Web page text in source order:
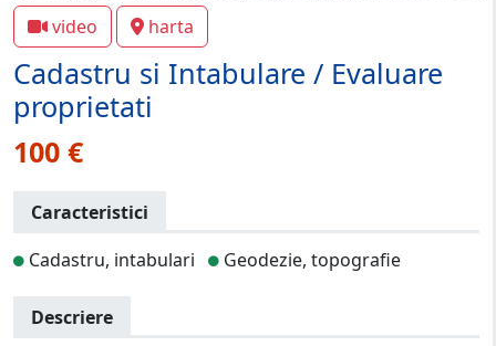
video harta
Cadastru si Intabulare / Evaluare
proprietati
100 €
Caracteristici
Cadastru, intabulari
Geodezie, topografie
Descriere